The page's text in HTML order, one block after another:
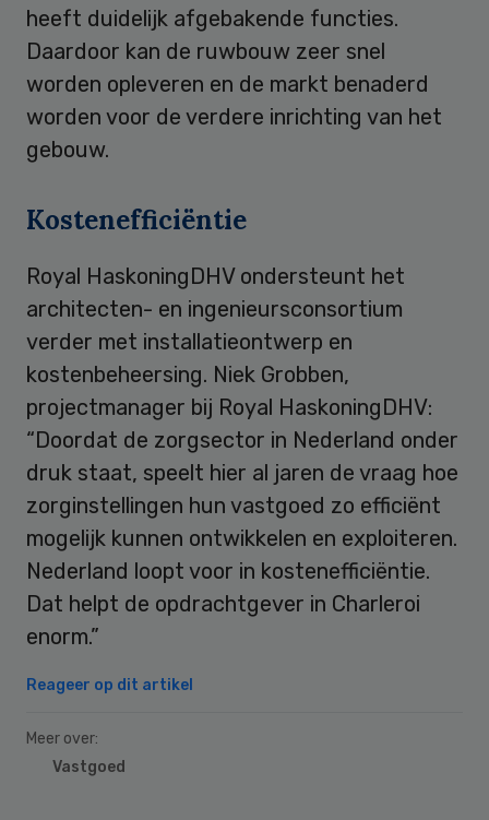
heeft duidelijk afgebakende functies.
Daardoor kan de ruwbouw zeer snel
worden opleveren en de markt benaderd
worden voor de verdere inrichting van het
gebouw.
Kostenefficiëntie
Royal HaskoningDHV ondersteunt het
architecten- en ingenieursconsortium
verder met installatieontwerp en
kostenbeheersing. Niek Grobben,
projectmanager bij Royal HaskoningDHV:
“Doordat de zorgsector in Nederland onder
druk staat, speelt hier al jaren de vraag hoe
zorginstellingen hun vastgoed zo efficiënt
mogelijk kunnen ontwikkelen en exploiteren.
Nederland loopt voor in kostenefficiëntie.
Dat helpt de opdrachtgever in Charleroi
enorm.”
Reageer op dit artikel
Meer over:
Vastgoed